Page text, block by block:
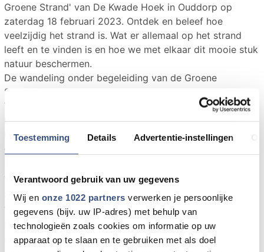
Toestemming Details Advertentie-instellingen
Verantwoord gebruik van uw gegevens
Wij en onze 1022 partners verwerken je persoonlijke
gegevens (bijv. uw IP-adres) met behulp van
technologieën zoals cookies om informatie op uw
apparaat op te slaan en te gebruiken met als doel
Groene Strand' van De Kwade Hoek in Ouddorp op
zaterdag 18 februari 2023. Ontdek en beleef hoe
veelzijdig het strand is. Wat er allemaal op het strand
leeft en te vinden is en hoe we met elkaar dit mooie stuk
natuur beschermen.
De wandeling onder begeleiding van de Groene
Strandgidsen duurt ca. 2 tot 2,5 uur.
Vind je het leuk om meer te weten te komen over het
leven op het strand en wil je actief met het jutten
meedoen? Loop dan mee met dit strandavontuur en
van De Kwade Hoek en dan wordt gelopen naar het
strand. Trek goede kleding aan en draag bij
voorkeur laarzen. Neem zelf evt. drinken en eten
mee. In verband met de loopafstanden is deze tour
niet geschikt voor de allerkleinsten.